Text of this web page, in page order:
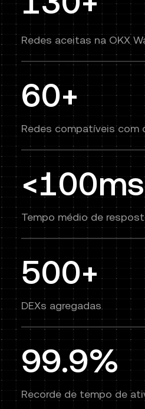
Redes aceitas na OKX
60+
Redes compatíveis com
<100ms
Tempo médio de
500+
DEXs agregadas
99.9%
Recorde de tempo de